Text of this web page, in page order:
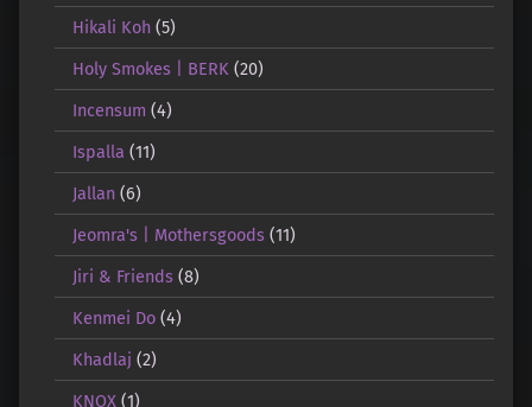
Hikali Koh(5)
Holy Smokes | BERK(20)
Incensum (4)
Ispalla (11)
Jallan(6)
Jeomra's | Mothersgoods(11)
Jiri & Friends(8)
Kenmei Do(4)
Khadlaj (2)
KNOX(1)